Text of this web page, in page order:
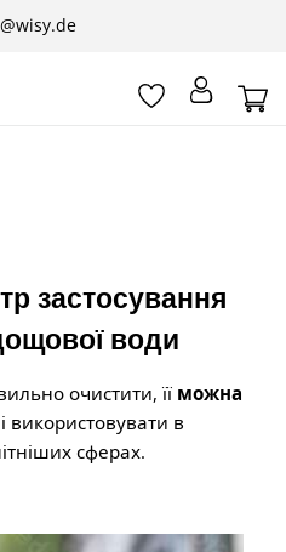
застосування
води
очистити, її можна
і використовувати в
сферах.